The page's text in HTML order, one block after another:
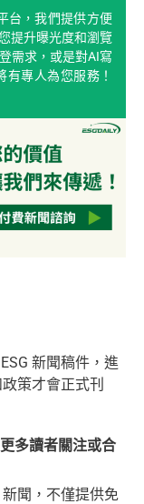
台，我們提供方便
提升曝光度和瀏覽
需求，或是對AI寫
專人為您服務！
新聞稿件，進
策才會正式刊
多讀者關注或合
聞，不僅提供免